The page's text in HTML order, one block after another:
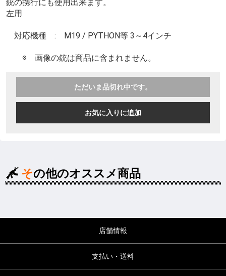
銃の携行にも使用出来ます。
左用
対応機種 : M19 / PYTHON等 3～4インチ
※ 画像の銃は商品に含まれません。
ただいま品切れ中です。
お気に入りに追加
その他のオススメ商品
店舗情報
支払い・送料